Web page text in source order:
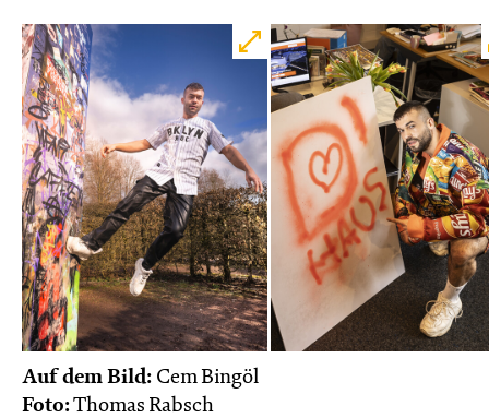
Das NEIN­horn
von Marc-Uwe Kling und Astrid Henn
Regie: Philipp Alfons Heitmann, Matts Johan
Leenders
Central 1
Karten
Do, 22.10. / 10:00 – 11:00
Das NEIN­horn
Auf dem Bild: Cem Bingöl
Foto:Thomas Rabsch